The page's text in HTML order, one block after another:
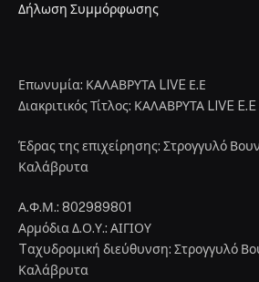
Δήλωση Συμμόρφωσης
Επωνυμία: ΚΑΛΑΒΡΥΤΑ LIVE Ε.Ε
Διακριτικός Τίτλος: ΚΑΛΑΒΡΥΤΑ LIVE E.E
Έδρας της επιχείρησης: Στρογγυλό
Καλάβρυτα
Α.Φ.Μ.: 802989801
Αρμόδια Δ.Ο.Υ.: ΑΙΓΙΟΥ
Tαχυδρομική διεύθυνση: Στρογγυλό
Καλάβρυτα